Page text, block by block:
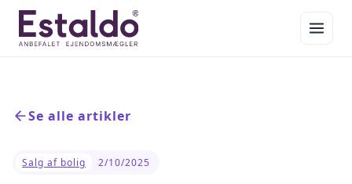
Se alle artikler
Salg af bolig 2/10/2025